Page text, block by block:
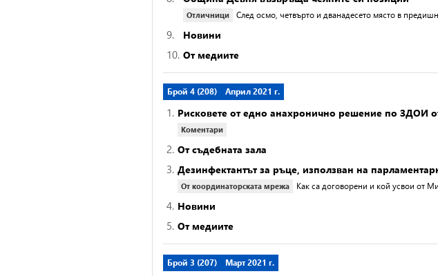
Отличници След осмо, четвърто и дванадесето място в
9. Новини
10. От медиите
Брой 4 (208) Април 2021 г.
1. Рисковете от едно анахронично решение по ЗДОИ
Коментари
2. От съдебната зала
3. Дезинфектантът за ръце, използван на
От координаторската мрежа Как са договорени и кой усвои от
4. Новини
5. От медиите
Брой 3 (207) Март 2021 г.